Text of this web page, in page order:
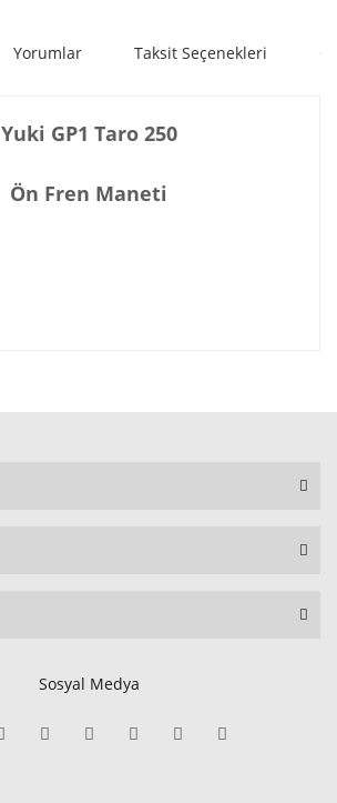
Yorumlar Taksit Seçenekleri
Yuki GP1 Taro 250
Ön Fren Maneti
Sosyal Medya